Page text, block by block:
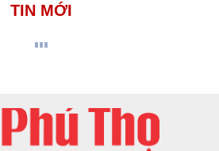
TIN MỚI